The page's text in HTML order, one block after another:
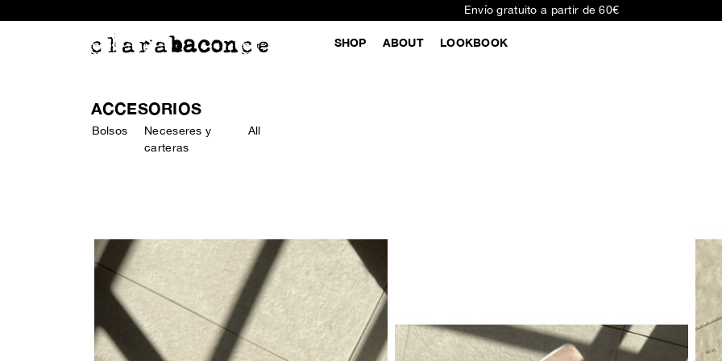
Envío gratuito a partir de 60€
SHOP ABOUT LOOKBOOK
ACCESORIOS
Bolsos
Neceseres y
carteras
All